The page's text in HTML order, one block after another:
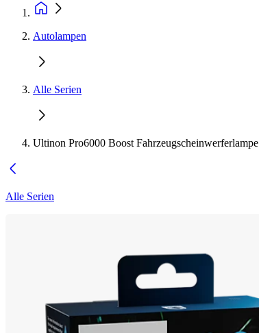
Autolampen
Alle Serien
Ultinon Pro6000 Boost Fahrzeugscheinwerferlampe
Alle Serien